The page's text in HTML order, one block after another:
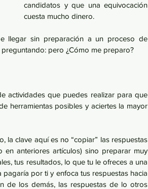
candidatos y que una equivocación
cuesta mucho dinero.
llegar sin preparación a un proceso de
pero ¿Cómo me preparo?
actividades que puedes realizar para que
herramientas posibles y aciertes la mayor
la clave aquí es no “copiar” las respuestas
anteriores artículos) sino preparar muy
tus resultados, lo que tu le ofreces a una
por ti y enfoca tus respuestas hacia
de los demás, las respuestas de lo otros